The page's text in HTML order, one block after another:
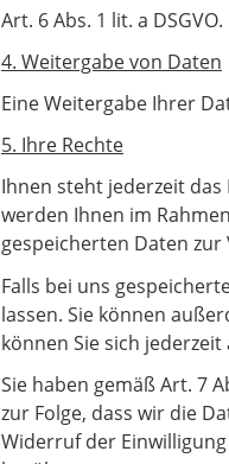
Art. 6 Abs. 1 lit. a
4. Weitergabe von Daten
Eine Weitergabe Ihrer
5. Ihre Rechte
Ihnen steht jederzeit
werden Ihnen im
gespeicherten Daten zur
Falls bei uns
lassen. Sie können
können Sie sich
Sie haben gemäß Art. 7
zur Folge, dass wir die
Widerruf der